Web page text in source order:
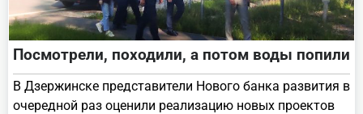
Посмотрели, походили, а потом воды попили
В Дзержинске представители Нового банка развития в
очередной раз оценили реализацию новых проектов